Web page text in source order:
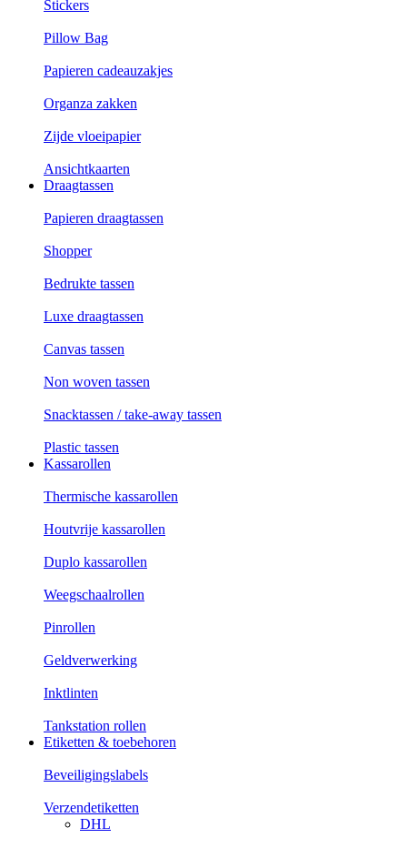
Stickers
Pillow Bag
Papieren cadeauzakjes
Organza zakken
Zijde vloeipapier
Ansichtkaarten
Draagtassen
Papieren draagtassen
Shopper
Bedrukte tassen
Luxe draagtassen
Canvas tassen
Non woven tassen
Snacktassen / take-away tassen
Plastic tassen
Kassarollen
Thermische kassarollen
Houtvrije kassarollen
Duplo kassarollen
Weegschaalrollen
Pinrollen
Geldverwerking
Inktlinten
Tankstation rollen
Etiketten & toebehoren
Beveiligingslabels
Verzendetiketten
DHL